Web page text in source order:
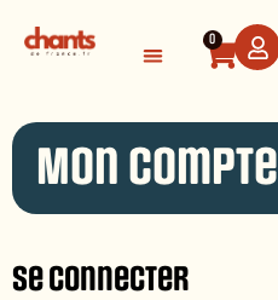
0
Mon compte
Se connecter